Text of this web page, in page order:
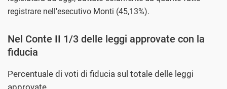
registrare nell'esecutivo Monti (45,13%).
Nel Conte II 1/3 delle leggi approvate con la
fiducia
Percentuale di voti di fiducia sul totale delle leggi
approvate